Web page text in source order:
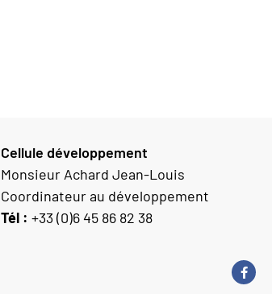
Cellule développement
Monsieur Achard Jean-Louis
Coordinateur au développement
Tél : +33 (0)6 45 86 82 38